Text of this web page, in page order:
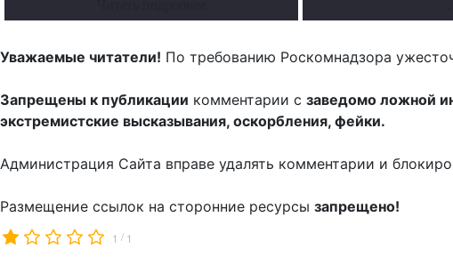
Уважаемые читатели! По требованию Роскомнадзора
Запрещены к публикации комментарии с заведомо ложной
экстремистские высказывания, оскорбления, фейки.
Администрация Сайта вправе удалять комментарии и
Размещение ссылок на сторонние ресурсы запрещено!
1 / 1